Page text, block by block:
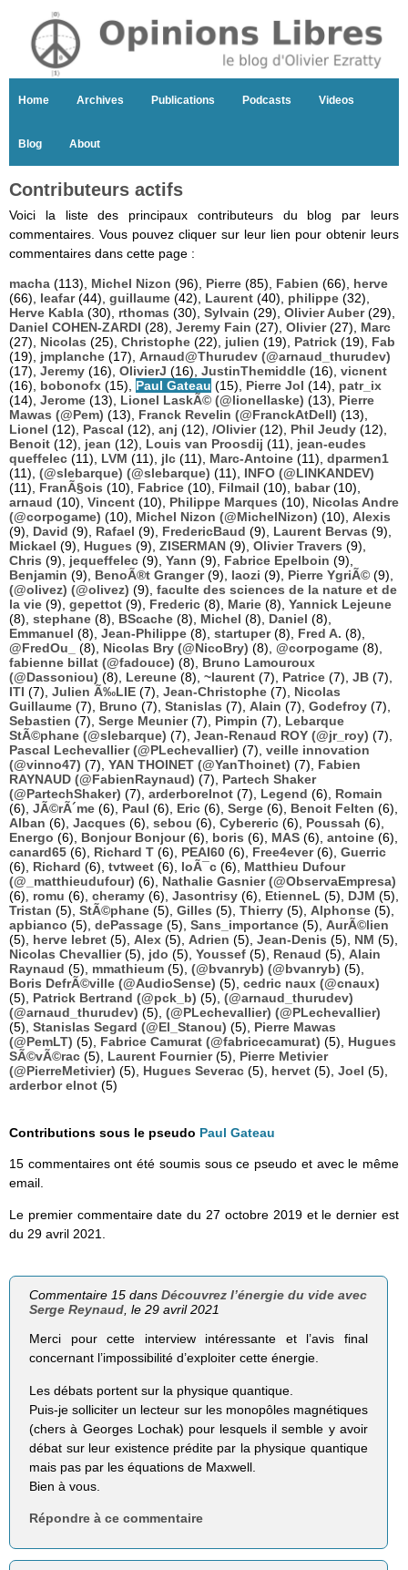
Home Archives Publications Podcasts Videos
Blog About
Contributeurs actifs
Voici la liste des principaux contributeurs du blog par leurs
commentaires. Vous pouvez cliquer sur leur lien pour obtenir leurs
commentaires dans cette page :
macha (113), Michel Nizon (96), Pierre (85), Fabien (66), herve
(66), leafar(44), guillaume (42), Laurent (40), philippe (32),
Herve Kabla (30), rthomas (30), Sylvain (29), Olivier Auber(29),
Daniel COHEN-ZARDI (28), Jeremy Fain (27), Olivier(27), Marc
(27), Nicolas (25), Christophe (22), julien (19), Patrick (19), Fab
(19), jmplanche (17), Arnaud@Thurudev (@arnaud_thurudev)
(17), Jeremy (16), OlivierJ (16), JustinThemiddle (16), vicnent
(16), bobonofx (15), Paul Gateau (15), Pierre Jol (14), patr_ix
(14), Jerome (13), Lionel LaskÃ© (@lionellaske) (13), Pierre
Mawas (@Pem) (13), Franck Revelin (@FranckAtDell) (13),
Lionel (12), Pascal (12), anj (12), /Olivier(12), Phil Jeudy (12),
Benoit (12), jean (12), Louis van Proosdij (11), jean-eudes
queffelec (11), LVM (11), jlc (11), Marc-Antoine (11), dparmen1
(11), (@slebarque) (@slebarque) (11), INFO (@LINKANDEV)
(11), FranÃ§ois (10), Fabrice (10), Filmail (10), babar(10),
arnaud (10), Vincent (10), Philippe Marques (10), Nicolas Andre
(@corpogame) (10), Michel Nizon (@MichelNizon) (10), Alexis
(9), David (9), Rafael (9), FredericBaud (9), Laurent Bervas (9),
Mickael (9), Hugues (9), ZISERMAN (9), Olivier Travers (9),
Chris (9), jequeffelec (9), Yann (9), Fabrice Epelboin (9),
Benjamin (9), BenoÃ®t Granger(9), laozi (9), Pierre YgriÃ© (9),
(@olivez) (@olivez) (9), faculte des sciences de la nature et de
la vie (9), gepettot (9), Frederic (8), Marie (8), Yannick Lejeune
(8), stephane (8), BScache (8), Michel (8), Daniel (8),
Emmanuel (8), Jean-Philippe (8), startuper(8), Fred A. (8),
@FredOu_
(8), Nicolas Bry (@NicoBry) (8), @corpogame (8),
fabienne billat (@fadouce) (8), Bruno Lamouroux
(@Dassoniou) (8), Lereune (8), ~laurent (7), Patrice (7), JB (7),
ITI (7), Julien Ã‰LIE (7), Jean-Christophe (7), Nicolas
Guillaume (7), Bruno (7), Stanislas (7), Alain (7), Godefroy (7),
Sebastien (7), Serge Meunier(7), Pimpin (7), Lebarque
StÃ©phane (@slebarque) (7), Jean-Renaud ROY (@jr_roy) (7),
Pascal Lechevallier (@PLechevallier) (7), veille innovation
(@vinno47) (7), YAN THOINET (@YanThoinet) (7), Fabien
RAYNAUD (@FabienRaynaud) (7), Partech Shaker
(@PartechShaker) (7), arderborelnot (7), Legend (6), Romain
(6), JÃ©rÃ´me (6), Paul (6), Eric (6), Serge (6), Benoit Felten (6),
Alban (6), Jacques (6), sebou (6), Cybereric (6), Poussah (6),
Energo (6), Bonjour Bonjour(6), boris (6), MAS (6), antoine (6),
canard65 (6), Richard T (6), PEAI60 (6), Free4ever(6), Guerric
(6), Richard (6), tvtweet (6), loÃ¯c (6), Matthieu Dufour
(@_matthieudufour) (6), Nathalie Gasnier (@ObservaEmpresa)
(6), romu (6), cheramy (6), Jasontrisy (6), EtienneL (5), DJM (5),
Tristan (5), StÃ©phane (5), Gilles (5), Thierry (5), Alphonse (5),
apbianco (5), dePassage (5), Sans_importance (5), AurÃ©lien
(5), herve lebret (5), Alex (5), Adrien (5), Jean-Denis (5), NM (5),
Nicolas Chevallier(5), jdo (5), Youssef (5), Renaud (5), Alain
Raynaud (5), mmathieum (5), (@bvanryb) (@bvanryb) (5),
Boris DefrÃ©ville (@AudioSense) (5), cedric naux (@cnaux)
(5), Patrick Bertrand (@pck_b) (5), (@arnaud_thurudev)
(@arnaud_thurudev) (5), (@PLechevallier) (@PLechevallier)
(5), Stanislas Segard (@El_Stanou) (5), Pierre Mawas
(@PemLT) (5), Fabrice Camurat (@fabricecamurat) (5), Hugues
SÃ©vÃ©rac (5), Laurent Fournier(5), Pierre Metivier
(@PierreMetivier) (5), Hugues Severac (5), hervet (5), Joel (5),
arderbor elnot (5)
Contributions sous le pseudo Paul Gateau
15 commentaires ont été soumis sous ce pseudo et avec le même
email.
Le premier commentaire date du 27 octobre 2019 et le dernier est
du 29 avril 2021.
Commentaire 15 dansDécouvrez l’énergie du vide avec
Serge Reynaud, le 29 avril 2021
Merci pour cette interview intéressante et l’avis final
concernant l’impossibilité d’exploiter cette énergie.
Les débats portent sur la physique quantique.
Puis-je solliciter un lecteur sur les monopôles magnétiques
(chers à Georges Lochak) pour lesquels il semble y avoir
débat sur leur existence prédite par la physique quantique
mais pas par les équations de Maxwell.
Bien à vous.
Répondre à ce commentaire